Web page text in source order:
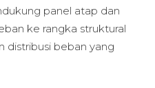
panel atap dan
ke rangka struktural
distribusi beban yang